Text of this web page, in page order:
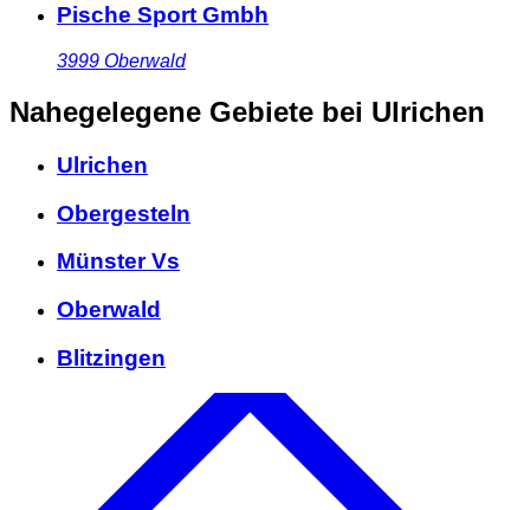
Pische Sport Gmbh
3999 Oberwald
Nahegelegene Gebiete bei Ulrichen
Ulrichen
Obergesteln
Münster Vs
Oberwald
Blitzingen